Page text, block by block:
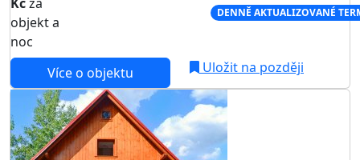
objekt a
noc
DENNĚ AKTUALIZOVANÉ
Více o objektu Uložit na později